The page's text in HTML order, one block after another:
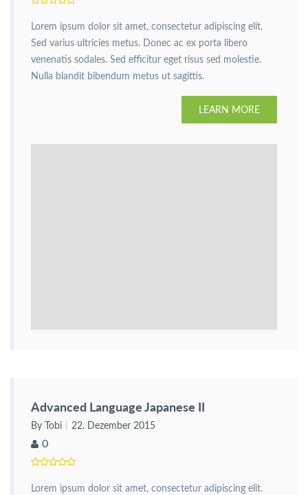
Lorem ipsum dolor sit amet, consectetur adipiscing elit.
Sed varius ultricies metus. Donec ac ex porta libero
venenatis sodales. Sed efficitur eget risus sed molestie.
Nulla blandit bibendum metus ut sagittis.
LEARN MORE
Advanced Language Japanese II
By Tobi 22. Dezember 2015
0
Lorem ipsum dolor sit amet, consectetur adipiscing elit.